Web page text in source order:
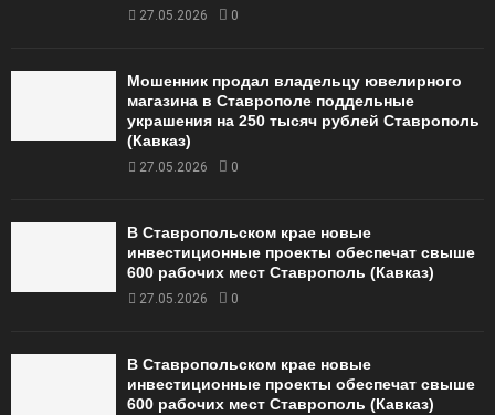
27.05.2026 0
Мошенник продал владельцу ювелирного
магазина в Ставрополе поддельные
украшения на 250 тысяч рублей Ставрополь
(Кавказ)
27.05.2026 0
В Ставропольском крае новые
инвестиционные проекты обеспечат свыше
600 рабочих мест Ставрополь (Кавказ)
27.05.2026 0
В Ставропольском крае новые
инвестиционные проекты обеспечат свыше
600 рабочих мест Ставрополь (Кавказ)